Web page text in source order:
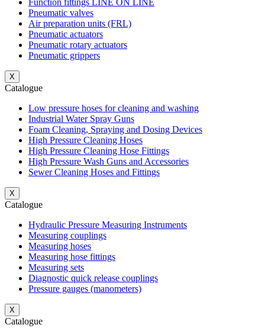
Function fittings LINE ON LINE
Pneumatic valves
Air preparation units (FRL)
Pneumatic actuators
Pneumatic rotary actuators
Pneumatic grippers
X
Catalogue
Low pressure hoses for cleaning and washing
Industrial Water Spray Guns
Foam Cleaning, Spraying and Dosing Devices
High Pressure Cleaning Hoses
High Pressure Cleaning Hose Fittings
High Pressure Wash Guns and Accessories
Sewer Cleaning Hoses and Fittings
X
Catalogue
Hydraulic Pressure Measuring Instruments
Measuring couplings
Measuring hoses
Measuring hose fittings
Measuring sets
Diagnostic quick release couplings
Pressure gauges (manometers)
X
Catalogue